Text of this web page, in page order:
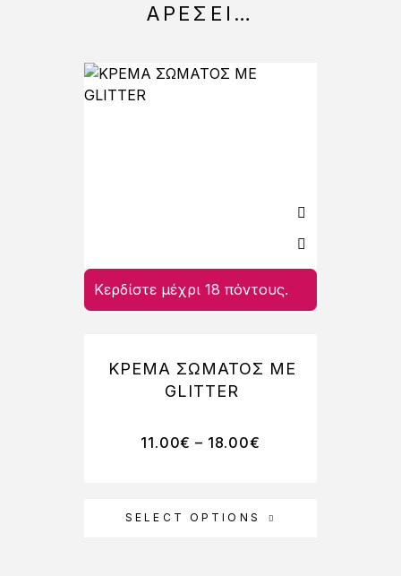
ΑΡΈΣΕΙ…
Κερδίστε μέχρι 18 πόντους.
SELECT OPTIONS
ΚΡΕΜΑ ΣΩΜΑΤΟΣ ΜΕ
GLITTER
11.00€ – 18.00€